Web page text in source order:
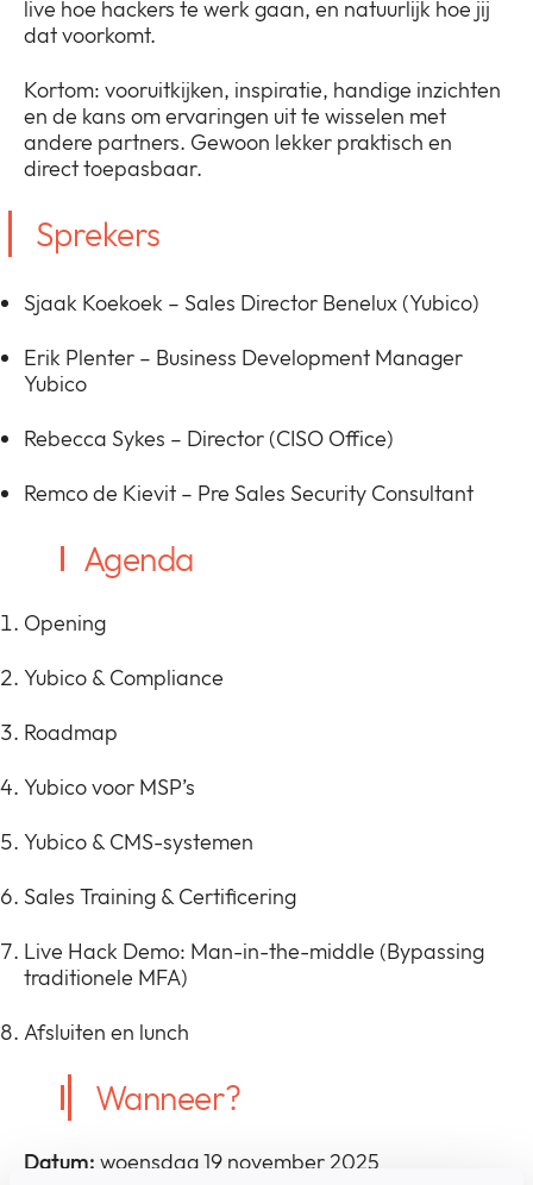
live hoe hackers te werk gaan, en natuurlijk hoe jij
dat voorkomt.
Kortom: vooruitkijken, inspiratie, handige inzichten
en de kans om ervaringen uit te wisselen met
andere partners. Gewoon lekker praktisch en
direct toepasbaar.
Sprekers
Sjaak Koekoek – Sales Director Benelux (Yubico)
Erik Plenter – Business Development Manager
Yubico
Rebecca Sykes – Director (CISO Office)
Remco de Kievit – Pre Sales Security Consultant
Agenda
Opening
Yubico & Compliance
Roadmap
Yubico voor MSP’s
Yubico & CMS-systemen
Sales Training & Certificering
Live Hack Demo: Man-in-the-middle (Bypassing
traditionele MFA)
Afsluiten en lunch
Wanneer?
Datum: woensdag 19 november 2025